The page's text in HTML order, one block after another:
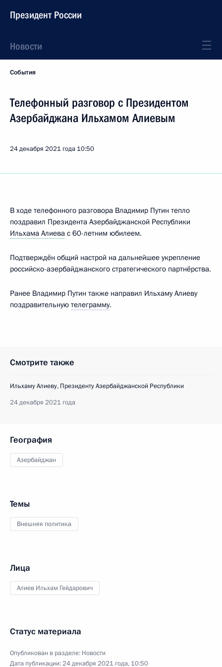
Президент России
Новости
События
Телефонный разговор с Президентом
Азербайджана Ильхамом Алиевым
24 декабря 2021 года 10:50
В ходе телефонного разговора Владимир Путин тепло
поздравил Президента Азербайджанской Республики
Ильхама Алиева с 60-летним юбилеем.
Подтверждён общий настрой на дальнейшее укрепление
российско-азербайджанского стратегического партнёрства.
Ранее Владимир Путин также направил Ильхаму Алиеву
поздравительную телеграмму.
Смотрите также
Ильхаму Алиеву, Президенту Азербайджанской Республики
24 декабря 2021 года
География
Азербайджан
Темы
Внешняя политика
Лица
Алиев Ильхам Гейдарович
Статус материала
Опубликован в разделе: Новости
Дата публикации:24 декабря 2021 года, 10:50